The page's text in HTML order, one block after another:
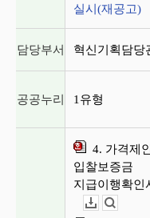
실시(재공고)
담당부서 혁신기획담당
공공누리 1유형
4. 가격제
입찰보증금
지급이행확인